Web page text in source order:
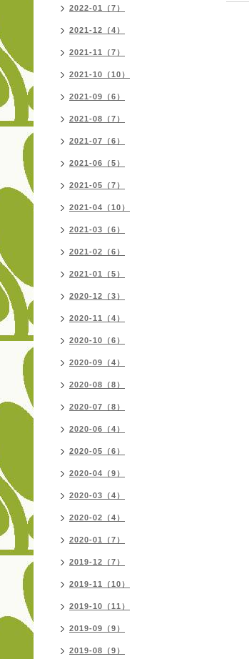
2022-01（7）
2021-12（4）
2021-11（7）
2021-10（10）
2021-09（6）
2021-08（7）
2021-07（6）
2021-06（5）
2021-05（7）
2021-04（10）
2021-03（6）
2021-02（6）
2021-01（5）
2020-12（3）
2020-11（4）
2020-10（6）
2020-09（4）
2020-08（8）
2020-07（8）
2020-06（4）
2020-05（6）
2020-04（9）
2020-03（4）
2020-02（4）
2020-01（7）
2019-12（7）
2019-11（10）
2019-10（11）
2019-09（9）
2019-08（9）